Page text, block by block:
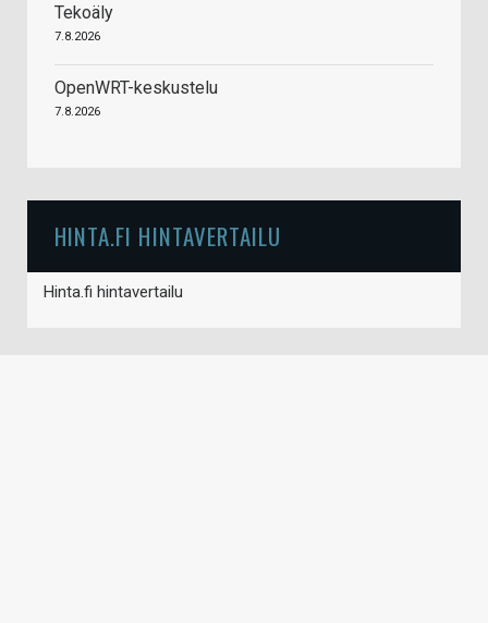
Tekoäly
7.8.2026
OpenWRT-keskustelu
7.8.2026
HINTA.FI HINTAVERTAILU
Hinta.fi hintavertailu